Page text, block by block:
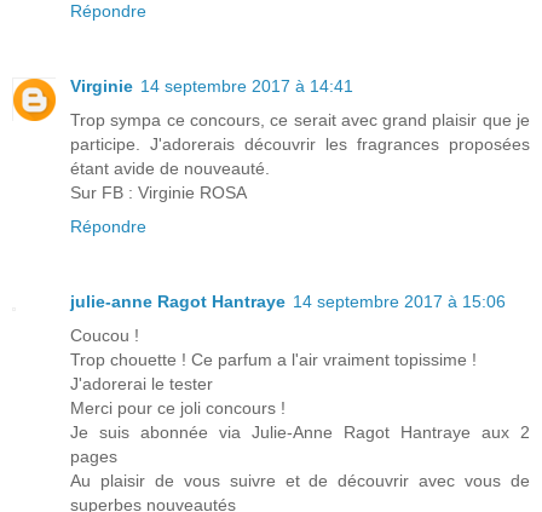
Répondre
Virginie 14 septembre 2017 à 14:41
Trop sympa ce concours, ce serait avec grand plaisir que je
participe. J'adorerais découvrir les fragrances proposées
étant avide de nouveauté.
Sur FB : Virginie ROSA
Répondre
julie-anne Ragot Hantraye 14 septembre 2017 à 15:06
Coucou !
Trop chouette ! Ce parfum a l'air vraiment topissime !
J'adorerai le tester
Merci pour ce joli concours !
Je suis abonnée via Julie-Anne Ragot Hantraye aux 2
pages
Au plaisir de vous suivre et de découvrir avec vous de
superbes nouveautés